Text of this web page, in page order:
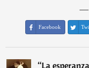
―
Facebook
“La